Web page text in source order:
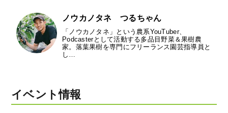
ノウカノタネ つるちゃん
「ノウカノタネ」という農系YouTuber、
Podcasterとして活動する多品目野菜＆果樹農
家。落葉果樹を専門にフリーランス園芸指導員と
し…
イベント情報